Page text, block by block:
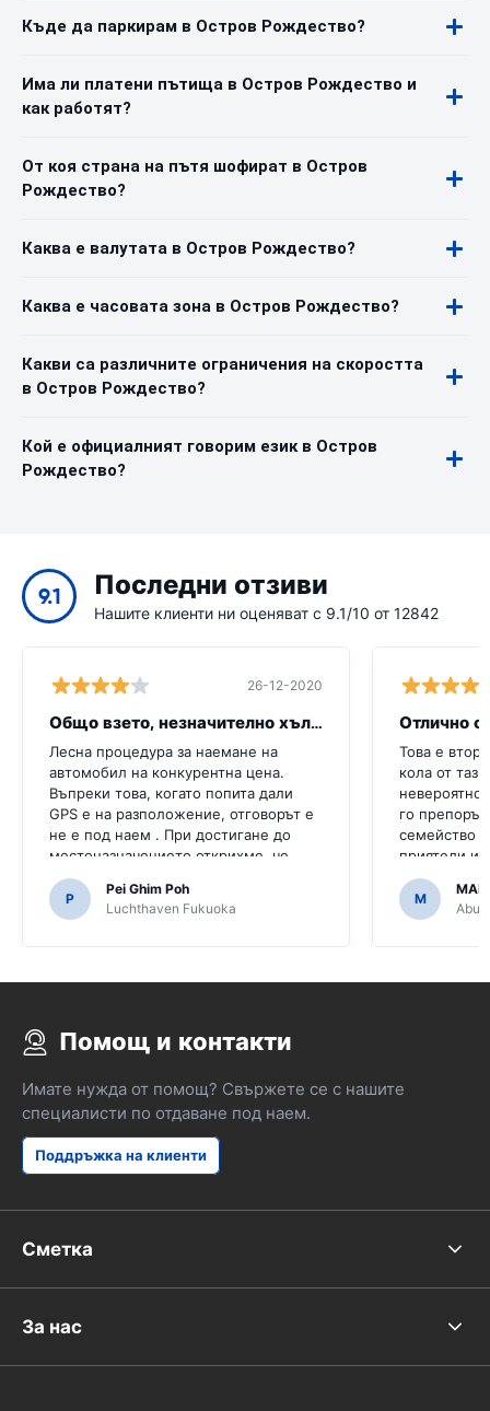
Къде да паркирам в Остров Рождество?
Има ли платени пътища в Остров Рождество и
как работят?
От коя страна на пътя шофират в Остров
Рождество?
Каква е валутата в Остров Рождество?
Каква е часовата зона в Остров Рождество?
Какви са различните ограничения на скоростта
в Остров Рождество?
Кой е официалният говорим език в Остров
Рождество?
9.1 Последни отзиви
Нашите клиенти ни оценяват с 9.1/10 от 12842
26-12-2020
Общо взето, незначително хълцане
Лесна процедура за наемане на
автомобил на конкурентна цена.
Въпреки това, когато попита дали
GPS е на разположение, отговорът е
не е под наем . При достигане до
местоназначението открихме, че
колата е с GPS.Би било ужасно, ако
решихме да купим GPS, тъй като е
необходимо да се движим по
P
Pei Ghim Poh
Luchthaven Fukuoka
Отлично
Това е
кола от
го
семейство
приятели и
че го
M
Abu
Помощ и контакти
Имате нужда от помощ? Свържете се с нашите
специалисти по отдаване под наем.
Поддръжка на клиенти
Сметка
За нас